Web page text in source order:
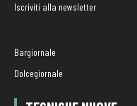
Iscriviti alla newsletter
Bargiornale
Dolcegiornale